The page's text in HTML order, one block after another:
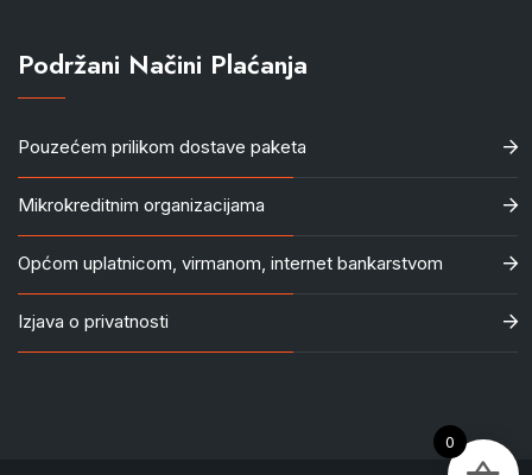
Podržani Načini Plaćanja
Pouzećem prilikom dostave paketa
Mikrokreditnim organizacijama
Općom uplatnicom, virmanom, internet bankarstvom
Izjava o privatnosti
0